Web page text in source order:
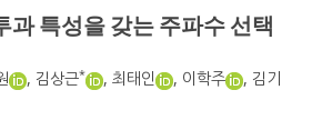
g
t
과 특성을 갖는 주파수 선택
, 김상근* , 최태인 , 이학주 , 김기